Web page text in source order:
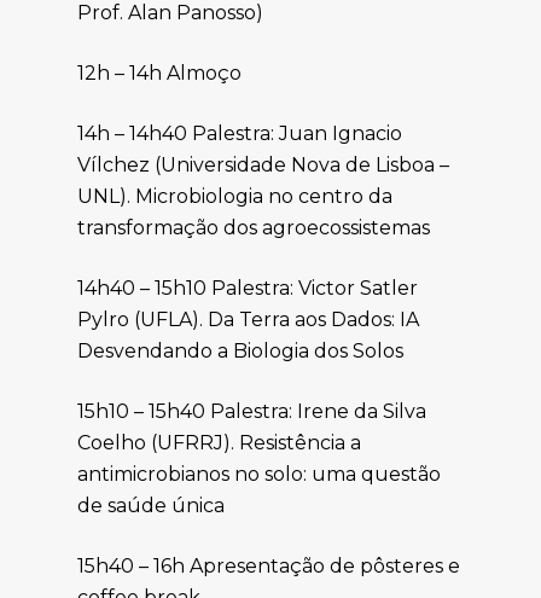
Prof. Alan Panosso)
12h – 14h Almoço
14h – 14h40 Palestra: Juan Ignacio
Vílchez (Universidade Nova de Lisboa –
UNL). Microbiologia no centro da
transformação dos agroecossistemas
14h40 – 15h10 Palestra: Victor Satler
Pylro (UFLA). Da Terra aos Dados: IA
Desvendando a Biologia dos Solos
15h10 – 15h40 Palestra: Irene da Silva
Coelho (UFRRJ). Resistência a
antimicrobianos no solo: uma questão
de saúde única
15h40 – 16h Apresentação de pôsteres e